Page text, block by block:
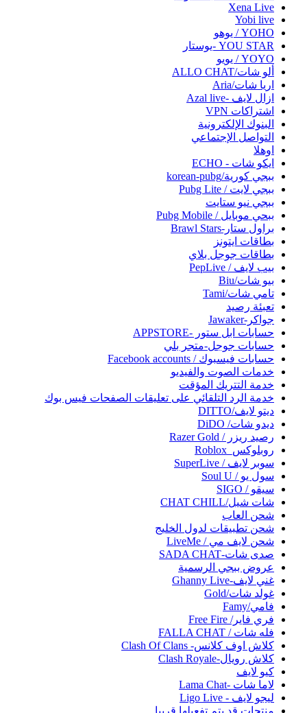
Xena Live
Yobi live‏
YOHO / يوهو
YOU STAR -يوستار
YOYO / يويو
ألو شات/ALLO CHAT
اريا شات/Aria
ازال لايف -Azal live
اشتراكات VPN
البنوك الإلكترونية
التواصل الإجتماعي
اوهلا
ايكو شات - ECHO
ببجي كورية/korean-pubg
ببجي لايت / Pubg Lite
ببجي نيو ستايت
ببحي موبايل / Pubg Mobile
براول ستار-Brawl Stars
بطاقات ايتونز
بطاقات جوجل بلاي
بيب لايف / PepLive
بيو شات/Biu
تامي شات/Tami
تعبئة رصيد
جواكر-Jawaker
حسابات ابل ستور -APPSTORE
حسابات جوجل-متجر بلي
حسابات فيسبوك / Facebook accounts
خدمات الصوت والفيديو
خدمة التتريك المؤقت
خدمة الرد التلقائي على تعليقات الصفحات فيس بوك
ديتو لايف/DITTO
ديدو شات/ DiDO
رصيد ريزر / Razer Gold
روبلوكس_Roblox
سوبر لايف / SuperLive
سول يو / Soul U
سيقو / SIGO
شات شيل/CHAT CHILL
شحن العاب
شحن تطبيقات لدول الخليج
شحن لايف مي / LiveMe
صدى شات-SADA CHAT
عروض ببجي الرسمية
غني لايف-Ghanny Live
غولد شات/Gold
فامي/Famy
فري فاير/ Free Fire
فله شات / FALLA CHAT
كلاش اوف كلانس- Clash Of Clans
كلاش رويال-Clash Royale
كيو لايف
لاما شات -Lama Chat
ليجو لايف - Ligo Live